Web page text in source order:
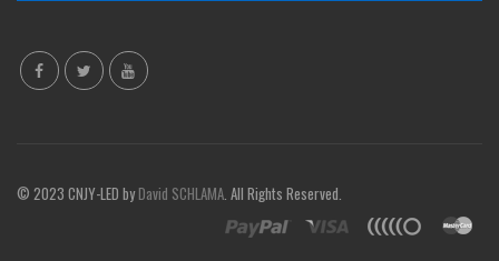
© 2023 CNJY-LED byDavid SCHLAMA. All Rights Reserved.